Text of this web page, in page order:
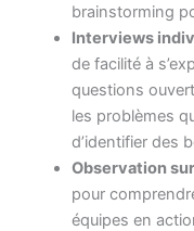
brainstorming
Interviews
de facilité à
questions
les problèmes
d’identifier des
Observation
pour
équipes en